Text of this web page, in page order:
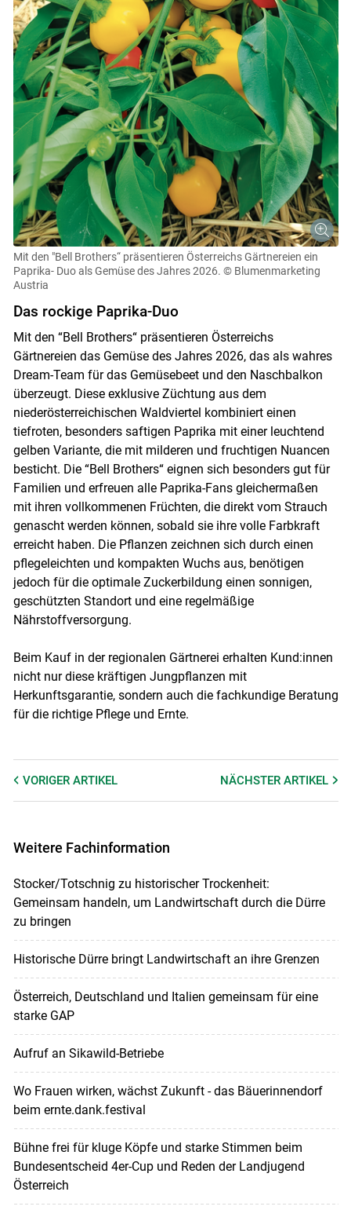
Mit den "Bell Brothers“ präsentieren Österreichs Gärtnereien ein
Paprika- Duo als Gemüse des Jahres 2026. © Blumenmarketing
Austria
Das rockige Paprika-Duo
Mit den “Bell Brothers“ präsentieren Österreichs
Gärtnereien das Gemüse des Jahres 2026, das als wahres
Dream-Team für das Gemüsebeet und den Naschbalkon
überzeugt. Diese exklusive Züchtung aus dem
niederösterreichischen Waldviertel kombiniert einen
tiefroten, besonders saftigen Paprika mit einer leuchtend
gelben Variante, die mit milderen und fruchtigen Nuancen
besticht. Die “Bell Brothers“ eignen sich besonders gut für
Familien und erfreuen alle Paprika-Fans gleichermaßen
mit ihren vollkommenen Früchten, die direkt vom Strauch
genascht werden können, sobald sie ihre volle Farbkraft
erreicht haben. Die Pflanzen zeichnen sich durch einen
pflegeleichten und kompakten Wuchs aus, benötigen
jedoch für die optimale Zuckerbildung einen sonnigen,
geschützten Standort und eine regelmäßige
Nährstoffversorgung.
Beim Kauf in der regionalen Gärtnerei erhalten Kund:innen
nicht nur diese kräftigen Jungpflanzen mit
Herkunftsgarantie, sondern auch die fachkundige Beratung
für die richtige Pflege und Ernte.
VORIGER ARTIKEL NÄCHSTERARTIKEL
Weitere Fachinformation
Stocker/Totschnig zu historischer Trockenheit:
Gemeinsam handeln, um Landwirtschaft durch die Dürre
zu bringen
Historische Dürre bringt Landwirtschaft an ihre Grenzen
Österreich, Deutschland und Italien gemeinsam für eine
starke GAP
Aufruf an Sikawild-Betriebe
Wo Frauen wirken, wächst Zukunft - das Bäuerinnendorf
beim ernte.dank.festival
Bühne frei für kluge Köpfe und starke Stimmen beim
Bundesentscheid 4er-Cup und Reden der Landjugend
Österreich